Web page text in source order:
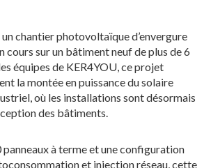
chantier photovoltaïque d’envergure
cours sur un bâtiment neuf de plus de 6
équipes de KER4YOU, ce projet
la montée en puissance du solaire
où les installations sont désormais
des bâtiments.
panneaux à terme et une configuration
et injection réseau, cette